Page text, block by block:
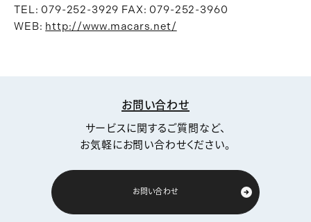
TEL: 079-252-3929 FAX: 079-252-3960
WEB: http://www.macars.net/
お問い合わせ
サービスに関するご質問など、
お気軽にお問い合わせください。
お問い合わせ